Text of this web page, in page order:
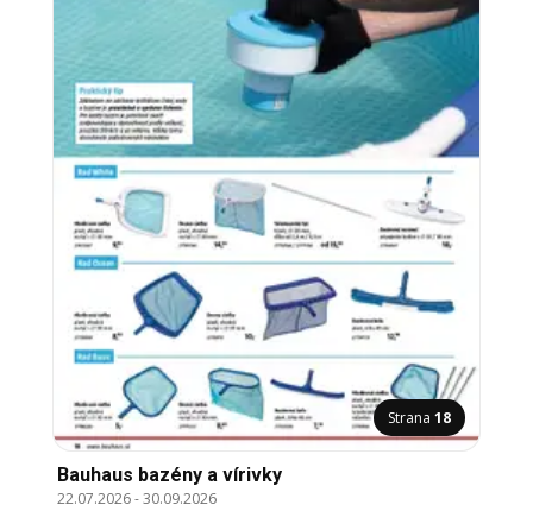
Strana 18
Bauhaus bazény a vírivky
22.07.2026-30.09.2026